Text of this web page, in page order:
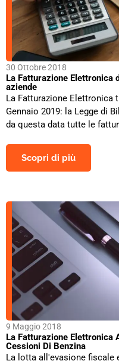
30 Ottobre 2018
La Fatturazione Elettronica
aziende
La Fatturazione Elettronica
Gennaio 2019: la Legge di
da questa data tutte le
Scopri di più
9 Maggio 2018
La Fatturazione Elettronica
Cessioni Di Benzina
La lotta all'evasione fiscale